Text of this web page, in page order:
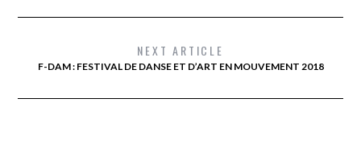
NEXT ARTICLE
F-DAM : FESTIVAL DE DANSE ET D’ART EN MOUVEMENT 2018